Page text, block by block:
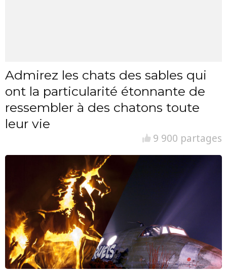
Admirez les chats des sables qui
ont la particularité étonnante de
ressembler à des chatons toute
leur vie
9 900 partages